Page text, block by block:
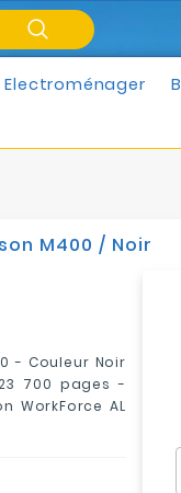
Electroménager
M400 / Noir
- Couleur Noir
700 pages -
WorkForce AL